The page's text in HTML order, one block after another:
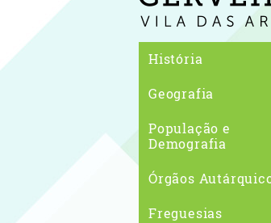
História
Geografia
População e
Demografia
Órgãos
Freguesias